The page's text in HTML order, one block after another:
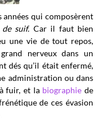
qui composèrent
de suif. Car il faut bien
une vie de tout repos,
nerveux dans un
dés qu’il était enfermé,
administration ou dans
fuir, et la biographie de
de ces évasion